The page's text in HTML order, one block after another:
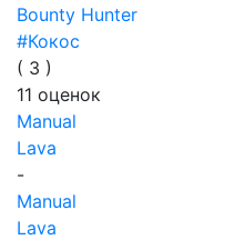
Bounty Hunter
#Кокос
( 3 )
11 оценок
Manual
Lava
-
Manual
Lava